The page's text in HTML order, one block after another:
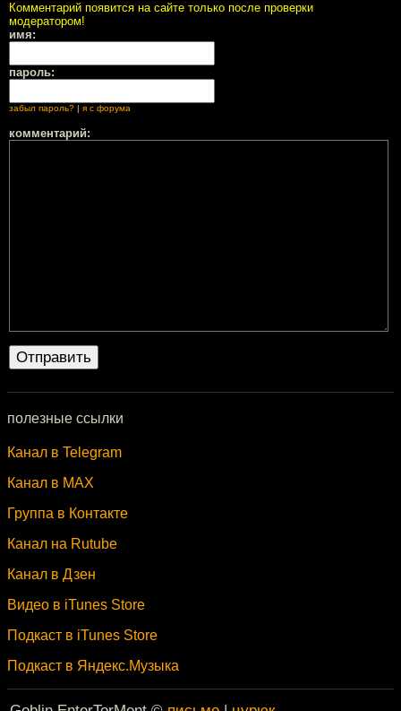
Комментарий появится на сайте только после проверки
модератором!
имя:
пароль:
забыл пароль? я с форума
комментарий:
полезные ссылки
Канал в Telegram
Канал в MAX
Группа в Контакте
Канал на Rutube
Канал в Дзен
Видео в iTunes Store
Подкаст в iTunes Store
Подкаст в Яндекс.Музыка